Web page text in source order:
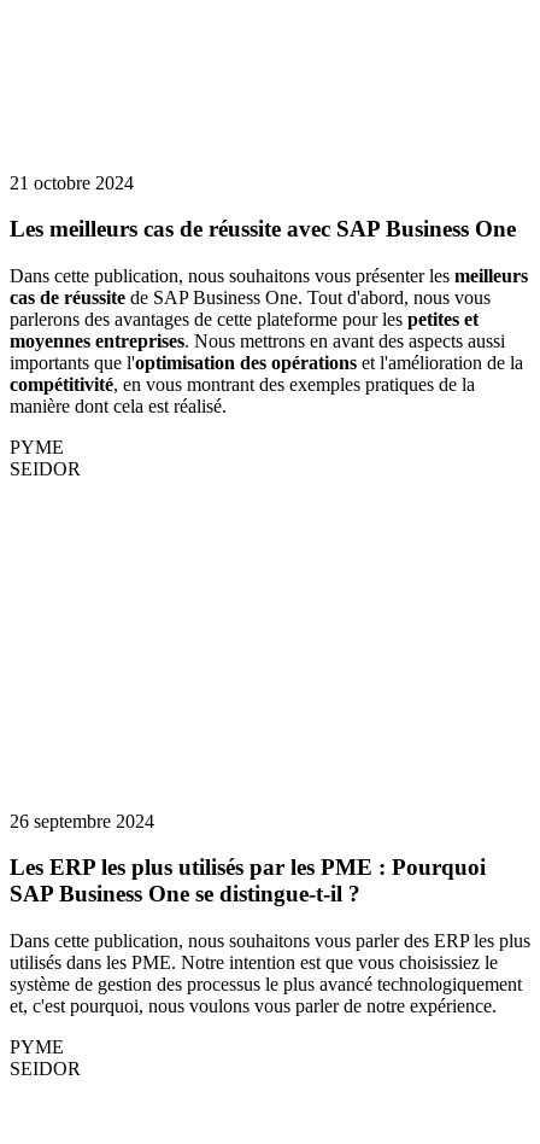
21 octobre 2024
Les meilleurs cas de réussite avec SAP Business One
Dans cette publication, nous souhaitons vous présenter les meilleurs
cas de réussite de SAP Business One. Tout d'abord, nous vous
parlerons des avantages de cette plateforme pour les petites et
moyennes entreprises. Nous mettrons en avant des aspects aussi
importants que l'optimisation des opérations et l'amélioration de la
compétitivité, en vous montrant des exemples pratiques de la
manière dont cela est réalisé.
PYME
SEIDOR
26 septembre 2024
Les ERP les plus utilisés par les PME : Pourquoi
SAP Business One se distingue-t-il ?
Dans cette publication, nous souhaitons vous parler des ERP les plus
utilisés dans les PME. Notre intention est que vous choisissiez le
système de gestion des processus le plus avancé technologiquement
et, c'est pourquoi, nous voulons vous parler de notre expérience.
PYME
SEIDOR